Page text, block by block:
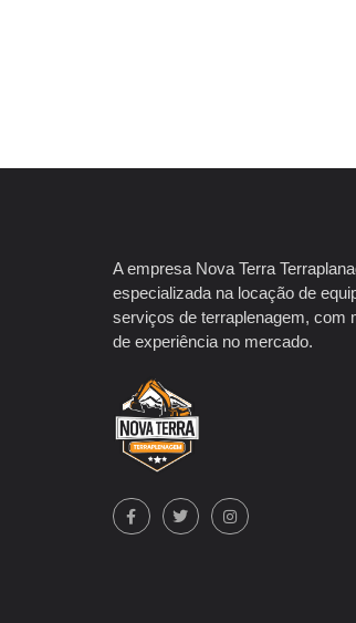
A empresa Nova Terra
especializada na locação de
serviços de terraplenagem, com
de experiência no mercado.